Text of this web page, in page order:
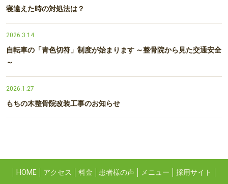
寝違えた時の対処法は？
2026.3.14
自転車の「青色切符」制度が始まります ～整骨院から見た交通安全
～
2026.1.27
もちの木整骨院改装工事のお知らせ
HOME アクセス 料金 患者様の声 メニュー 採用サイト